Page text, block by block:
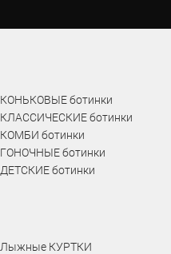
КОНЬКОВЫЕ ботинки
КЛАССИЧЕСКИЕ ботинки
КОМБИ ботинки
ГОНОЧНЫЕ ботинки
ДЕТСКИЕ ботинки
Лыжные КУРТКИ